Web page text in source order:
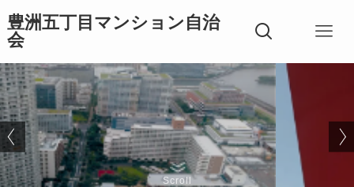
豊洲五丁目マンション自治
会
Scroll